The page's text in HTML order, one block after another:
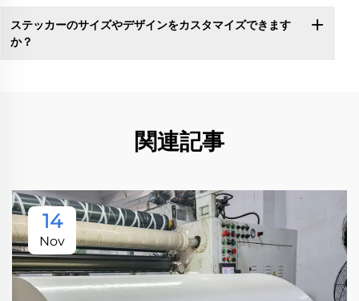
ステッカーのサイズやデザインをカスタマイズできます
か？
関連記事
14
Nov